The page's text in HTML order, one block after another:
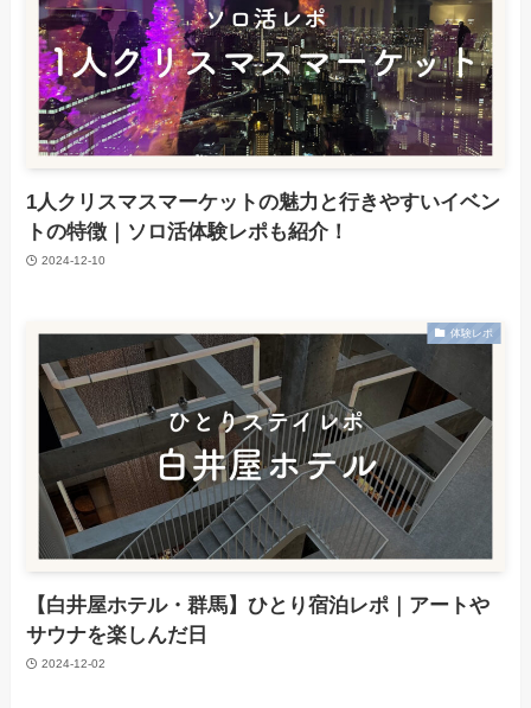
1人クリスマスマーケットの魅力と行きやすいイベン
トの特徴｜ソロ活体験レポも紹介！
2024-12-10
体験レポ
【白井屋ホテル・群馬】ひとり宿泊レポ｜アートや
サウナを楽しんだ日
2024-12-02